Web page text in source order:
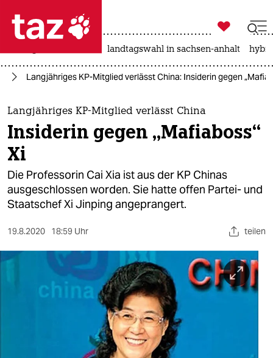
 taz zahl ich
taz zahl ich
themen
politik
öko
gesellschaft
sport

taz zahl ich
landtagswahl in sachsen-anhalt
Langjähriges KP-Mitglied verlässt China: Insiderin gegen
Langjähriges KP-Mitglied verlässt China
Insiderin gegen „Mafiaboss“
Xi
Die Professorin Cai Xia ist aus der KP Chinas
ausgeschlossen worden. Sie hatte offen Partei- und
Staatschef Xi Jinping angeprangert.
19.8.2020 18:59 Uhr teilen